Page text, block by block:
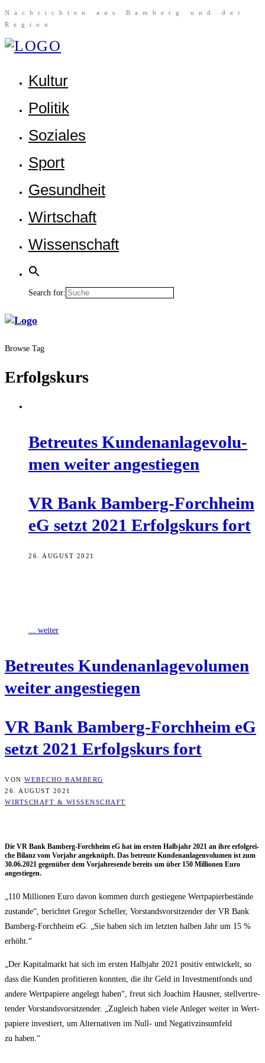
Nach­rich­ten aus Bam­berg und der
Region
Kul­tur
Poli­tik
Sozia­les
Sport
Gesund­heit
Wirt­schaft
Wis­sen­schaft
Search for:
Browse Tag
Erfolgskurs
Betreu­tes Kun­den­an­la­ge­vo­lu­
men wei­ter angestiegen
VR Bank Bam­berg-Forch­heim
eG setzt 2021 Erfolgs­kurs fort
26. AUGUST 2021
... weiter
Betreu­tes Kun­den­an­la­ge­vo­lu­men
wei­ter angestiegen
VR Bank Bam­berg-Forch­heim eG
setzt 2021 Erfolgs­kurs fort
VON WEBECHO BAMBERG
26. AUGUST 2021
WIRTSCHAFT & WISSENSCHAFT
Die VR Bank Bam­berg-Forch­heim eG hat im ers­ten Halb­jahr 2021 an ihre erfolg­rei­
che Bilanz vom Vor­jahr ange­knüpft. Das betreu­te Kun­den­an­la­gen­vo­lu­men ist zum
30.06.2021 gegen­über dem Vor­jah­res­en­de bereits um über 150 Mil­lio­nen Euro
angestiegen.
„110 Mil­lio­nen Euro davon kom­men durch gestie­ge­ne Wert­pa­pier­be­stän­de
zustan­de“, berich­tet Gre­gor Schel­ler, Vor­stands­vor­sit­zen­der der VR Bank
Bam­berg-Forch­heim eG. „Sie haben sich im letz­ten hal­ben Jahr um 15 %
erhöht.“
„Der Kapi­tal­markt hat sich im ers­ten Halb­jahr 2021 posi­tiv ent­wi­ckelt, so
dass die Kun­den pro­fi­tie­ren konn­ten, die ihr Geld in Invest­ment­fonds und
ande­re Wert­pa­pie­re ange­legt haben“, freut sich Joa­chim Haus­ner, stell­ver­tre­
ten­der Vor­stands­vor­sit­zen­der. „Zugleich haben vie­le Anle­ger wei­ter in Wert­
pa­pie­re inves­tiert, um Alter­na­ti­ven im Null- und Nega­tiv­zins­um­feld
zu haben.“